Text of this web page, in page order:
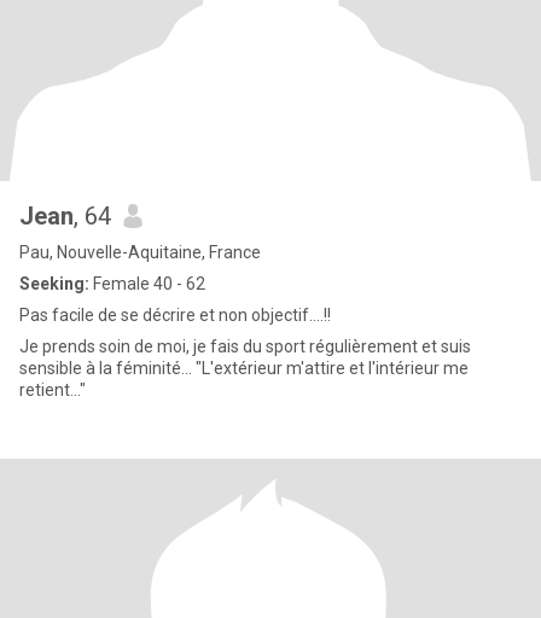
Jean, 64
Pau, Nouvelle-Aquitaine, France
Seeking: Female 40 - 62
Pas facile de se décrire et non objectif....!!
Je prends soin de moi, je fais du sport régulièrement et suis
sensible à la féminité... "L'extérieur m'attire et l'intérieur me
retient..."